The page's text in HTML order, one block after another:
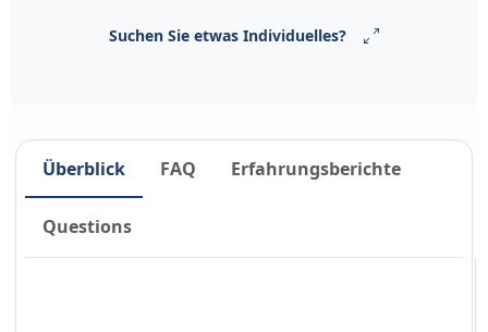
Suchen Sie etwas Individuelles?
Überblick FAQ Erfahrungsberichte
Questions